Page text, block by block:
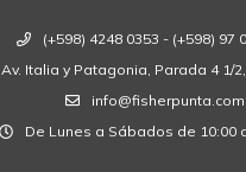
(+598) 4248 0353 - (+598) 97
Av. Italia y Patagonia, Parada 4 1/
info@fisherpunta.com
De Lunes a Sábados de 10:00